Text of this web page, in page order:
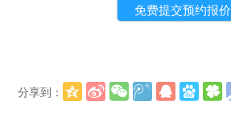
分享到：